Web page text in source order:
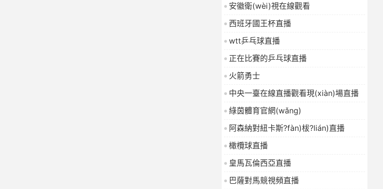
安徽衛(wèi)視在線觀看
西班牙國王杯直播
wtt乒乓球直播
正在比賽的乒乓球直播
火箭勇士
中央一臺在線直播觀看現(xiàn)場直播
綠茵體育官網(wǎng)
阿森納對紐卡斯?fàn)柭?lián)直播
橄欖球直播
皇馬瓦倫西亞直播
巴薩對馬競視頻直播